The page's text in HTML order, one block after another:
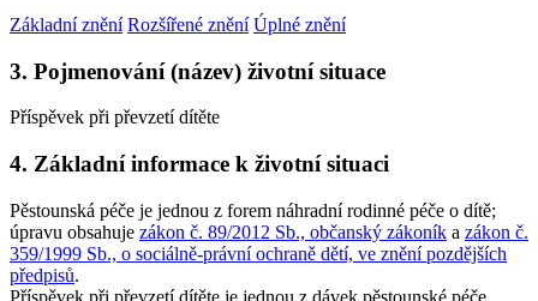
Základní znění Rozšířené znění Úplné znění
3. Pojmenování (název) životní situace
Příspěvek při převzetí dítěte
4. Základní informace k životní situaci
Pěstounská péče je jednou z forem náhradní rodinné péče o dítě;
úpravu obsahuje zákon č. 89/2012 Sb., občanský zákoník a zákon č.
359/1999 Sb., o sociálně-právní ochraně dětí, ve znění pozdějších
předpisů.
Příspěvek při převzetí dítěte je jednou z dávek pěstounské péče.